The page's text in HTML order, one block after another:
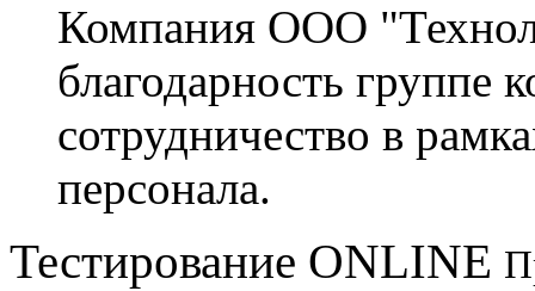
Компания ООО
благодарность
сотрудничество в
персонала.
Тестирование ONLINE